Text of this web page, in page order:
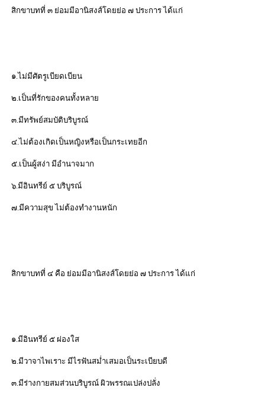
สิกขาบทที่ ๓ ย่อมมีอานิสงส์โดยย่อ ๗ ประการ ได้แก่
๑.ไม่มีศัตรูเบียดเบียน
๒.เป็นที่รักของคนทั้งหลาย
๓.มีทรัพย์สมบัติบริบูรณ์
๔.ไม่ต้องเกิดเป็นหญิงหรือเป็นกระเทยอีก
๕.เป็นผู้สง่า มีอำนาจมาก
๖.มีอินทรีย์ ๕ บริบูรณ์
๗.มีความสุข ไม่ต้องทำงานหนัก
สิกขาบทที่ ๔ คือ ย่อมมีอานิสงส์โดยย่อ ๗ ประการ ได้แก่
๑.มีอินทรีย์ ๕ ผ่องใส
๒.มีวาจาไพเราะ มีไรฟันสม่ำเสมอเป็นระเบียบดี
๓.มีร่างกายสมส่วนบริบูรณ์ ผิวพรรณเปล่งปลั่ง